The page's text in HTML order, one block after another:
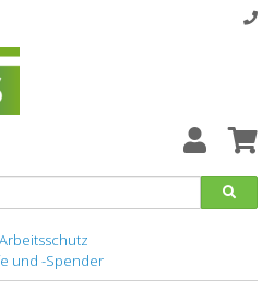
und -Spender